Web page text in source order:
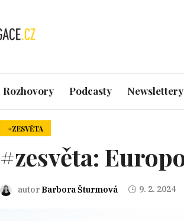
Rozhovory Podcasty Newslettery
#ZESVĚTA
#zesvěta:
autor Barbora Šturmová 9. 2. 2024